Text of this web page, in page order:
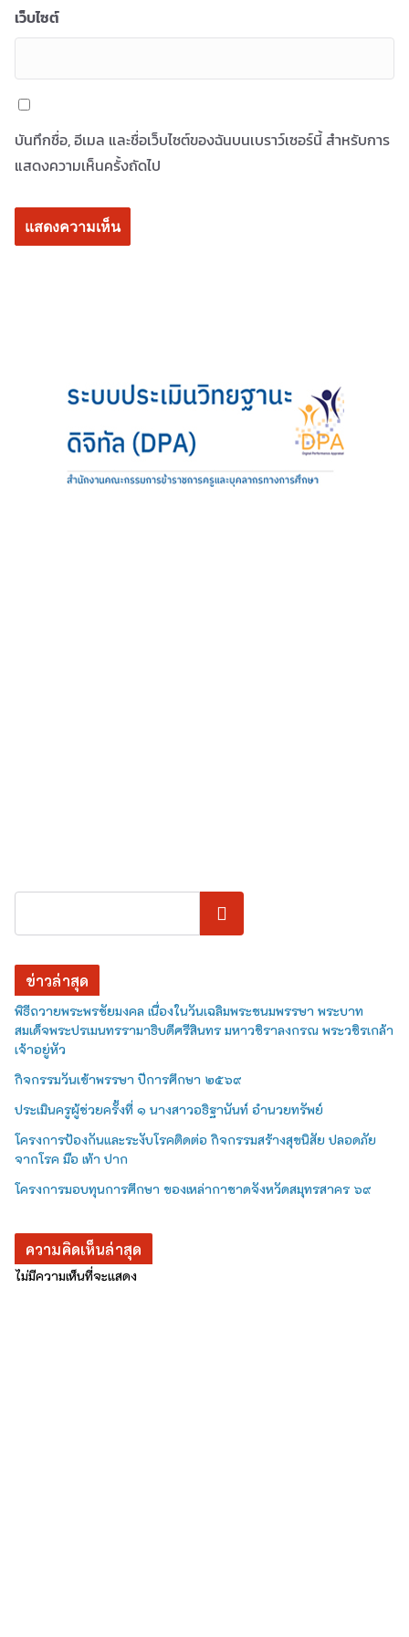
เว็บไซต์
บันทึกชื่อ, อีเมล และชื่อเว็บไซต์ของฉันบนเบราว์เซอร์นี้ สำหรับการ
แสดงความเห็นครั้งถัดไป
ค้นหา
ข่าวล่าสุด
พิธีถวายพระพรชัยมงคล เนื่องในวันเฉลิมพระชนมพรรษา พระบาท
สมเด็จพระปรเมนทรรามาธิบดีศรีสินทร มหาวชิราลงกรณ พระวชิรเกล้า
เจ้าอยู่หัว
กิจกรรมวันเข้าพรรษา ปีการศึกษา ๒๕๖๙
ประเมินครูผู้ช่วยครั้งที่ ๑ นางสาวอธิฐานันท์ อำนวยทรัพย์
โครงการป้องกันและระงับโรคติดต่อ กิจกรรมสร้างสุขนิสัย ปลอดภัย
จากโรค มือ เท้า ปาก
โครงการมอบทุนการศึกษา ของเหล่ากาชาดจังหวัดสมุทรสาคร ๖๙
ความคิดเห็นล่าสุด
ไม่มีความเห็นที่จะแสดง